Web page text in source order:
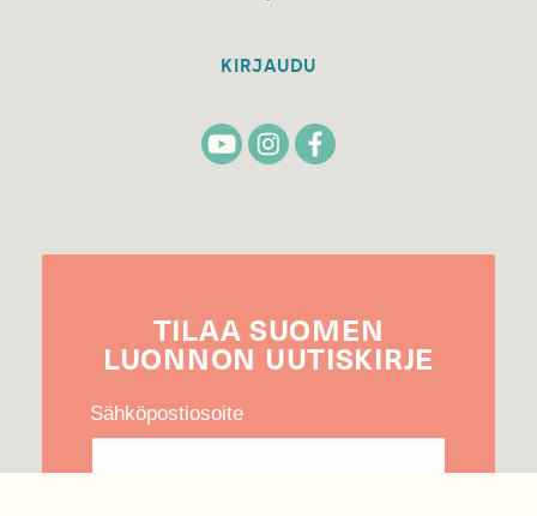
KIRJAUDU
TILAA SUOMEN
LUONNON UUTIS­KIRJE
Sähköpostiosoite